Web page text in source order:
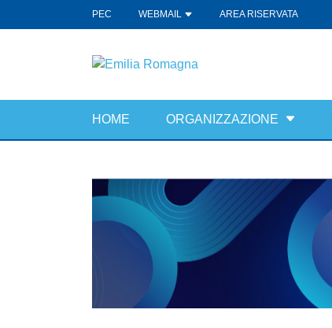
PEC WEBMAIL AREA RISERVATA
HOME ORGANIZZAZIONE